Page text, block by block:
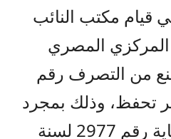
قيام مكتب النائب
المركزي المصري
من التصرف رقم
2011 أوامر تحفظ، وذلك بمجرد
صدور حكم في الجناية رقم 2977 لسنة